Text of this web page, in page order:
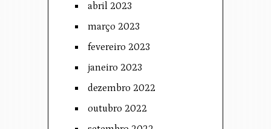
abril 2023
março 2023
fevereiro 2023
janeiro 2023
dezembro 2022
outubro 2022